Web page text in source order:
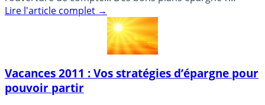
Détails et (...)
Lire l'article complet →
Vacances 2011 : Vos stratégies d’épargne pour
pouvoir partir